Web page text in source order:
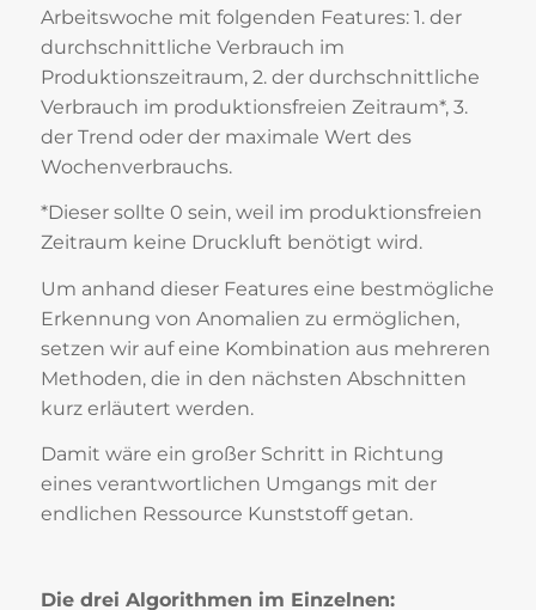
Arbeitswoche mit folgenden Features: 1. der
durchschnittliche Verbrauch im
Produktionszeitraum, 2. der durchschnittliche
Verbrauch im produktionsfreien Zeitraum*, 3.
der Trend oder der maximale Wert des
Wochenverbrauchs.
*Dieser sollte 0 sein, weil im produktionsfreien
Zeitraum keine Druckluft benötigt wird.
Um anhand dieser Features eine bestmögliche
Erkennung von Anomalien zu ermöglichen,
setzen wir auf eine Kombination aus mehreren
Methoden, die in den nächsten Abschnitten
kurz erläutert werden.
Damit wäre ein großer Schritt in Richtung
eines verantwortlichen Umgangs mit der
endlichen Ressource Kunststoff getan.
Die drei Algorithmen im Einzelnen: